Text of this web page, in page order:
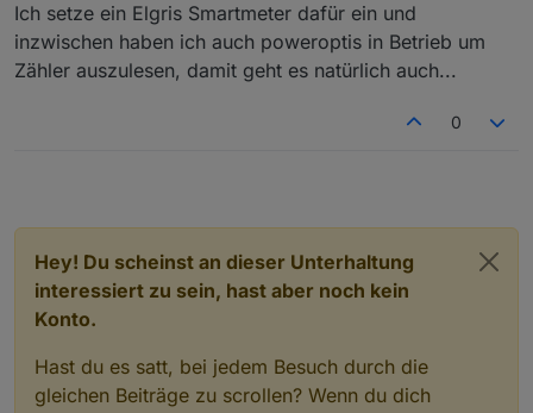
Da hatte ich vorher auch die möglichkeit die Leistung
einzustellen... war aber "too much"
Der Shelly wird nur benutzt damit die Box weiss ob
überschuss vorhanden ist (Nach abzug Hausverbrauch
nutzen zu können muss die box ja wissen was zu
Ich setze ein Elgris Smartmeter dafür ein und
inzwischen haben ich auch poweroptis in Betrieb um
Zähler auszulesen, damit geht es natürlich auch...
0
Hey! Du scheinst an dieser Unterhaltung
interessiert zu sein, hast aber noch kein
Konto.
Hast du es satt, bei jedem Besuch durch die
gleichen Beiträge zu scrollen? Wenn du dich